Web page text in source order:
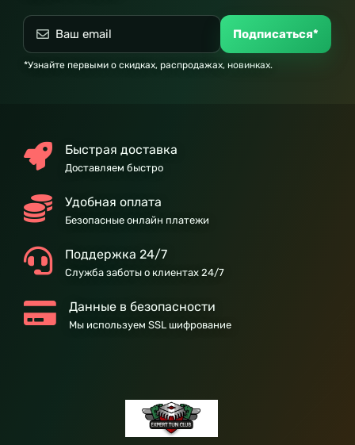
Подписаться*
*Узнайте первыми о скидках, распродажах, новинках.
Быстрая доставка
Доставляем быстро
Удобная оплата
Безопасные онлайн платежи
Поддержка 24/7
Служба заботы о клиентах 24/7
Данные в безопасности
Мы используем SSL шифрование